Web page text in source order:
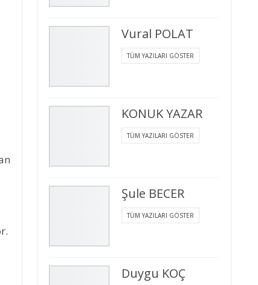
Vural POLAT
TÜM YAZILARI GÖSTER
KONUK YAZAR
TÜM YAZILARI GÖSTER
Şule BECER
TÜM YAZILARI GÖSTER
Duygu KOÇ